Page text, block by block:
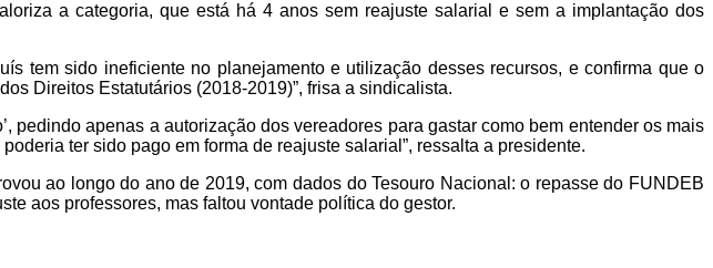
a categoria, que está há 4 anos sem reajuste salarial e sem a implantação dos
tem sido ineficiente no planejamento e utilização desses recursos, e confirma que o
Direitos Estatutários (2018-2019)”, frisa a sindicalista.
pedindo apenas a autorização dos vereadores para gastar como bem entender os mais
ter sido pago em forma de reajuste salarial”, ressalta a presidente.
ao longo do ano de 2019, com dados do Tesouro Nacional: o repasse do FUNDEB
aos professores, mas faltou vontade política do gestor.